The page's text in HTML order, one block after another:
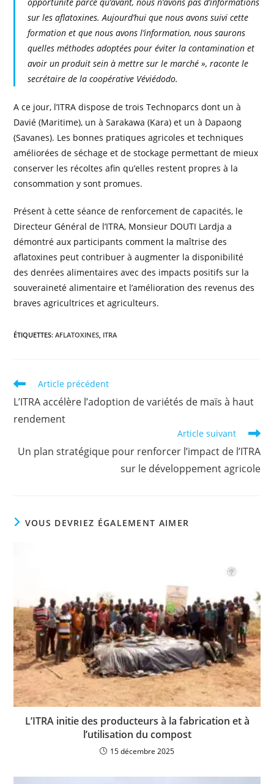
opportunité parce qu’avant, nous n’avons pas d’informations
sur les aflatoxines. Aujourd’hui que nous avons suivi cette
formation et que nous avons l’information, nous saurons
quelles méthodes adoptées pour éviter la contamination et
avoir un produit sein à mettre sur le marché », raconte le
secrétaire de la coopérative Véviédodo.
A ce jour, l’ITRA dispose de trois Technoparcs dont un à
Davié (Maritime), un à Sarakawa (Kara) et un à Dapaong
(Savanes). Les bonnes pratiques agricoles et techniques
améliorées de séchage et de stockage permettant de mieux
conserver les récoltes afin qu’elles restent propres à la
consommation y sont promues.
Présent à cette séance de renforcement de capacités, le
Directeur Général de l’ITRA, Monsieur DOUTI Lardja a
démontré aux participants comment la maîtrise des
aflatoxines peut contribuer à augmenter la disponibilité
des denrées alimentaires avec des impacts positifs sur la
souveraineté alimentaire et l’amélioration des revenus des
braves agricultrices et agriculteurs.
ÉTIQUETTES:AFLATOXINES, ITRA
Article précédent
L’ITRA accélère l’adoption de variétés de maïs à haut
rendement
Article suivant
Un plan stratégique pour renforcer l’impact de l’ITRA
sur le développement agricole
VOUS DEVRIEZ ÉGALEMENT AIMER
L’ITRA initie des producteurs à la fabrication et à
l’utilisation du compost
15 décembre 2025